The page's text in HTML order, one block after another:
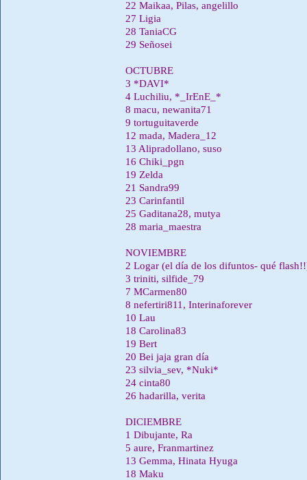
22 Maikaa, Pilas, angelillo
27 Ligia
28 TaniaCG
29 Señosei
OCTUBRE
3 *DAVI*
4 Luchiliu, *_IrEnE_*
8 macu, newanita71
9 tortuguitaverde
12 mada, Madera_12
13 Alipradollano, suso
16 Chiki_pgn
19 Zelda
21 Sandra99
23 Carinfantil
25 Gaditana28, mutya
28 maria_maestra
NOVIEMBRE
2 Logar (el dí­a de los difuntos- qué
3 triniti, silfide_79
7 MCarmen80
8 nefertiri811, Interinaforever
10 Lau
18 Carolina83
19 Bert
20 Bei jaja gran dí­a
23 silvia_sev, *Nuki*
24 cinta80
26 hadarilla, verita
DICIEMBRE
1 Dibujante, Ra
5 aure, Franmartinez
13 Gemma, Hinata Hyuga
18 Maku